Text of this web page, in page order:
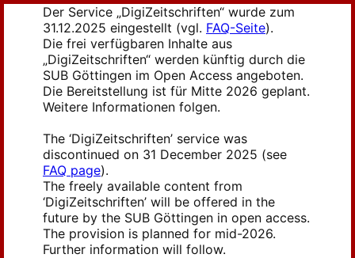
Der Service „DigiZeitschriften“ wurde zum
31.12.2025 eingestellt (vgl. FAQ-Seite).
Die frei verfügbaren Inhalte aus
„DigiZeitschriften“ werden künftig durch die
SUB Göttingen im Open Access angeboten.
Die Bereitstellung ist für Mitte 2026 geplant.
Weitere Informationen folgen.
The ‘DigiZeitschriften’ service was
discontinued on 31 December 2025 (see
FAQ page).
The freely available content from
‘DigiZeitschriften’ will be offered in the
future by the SUB Göttingen in open access.
The provision is planned for mid-2026.
Further information will follow.